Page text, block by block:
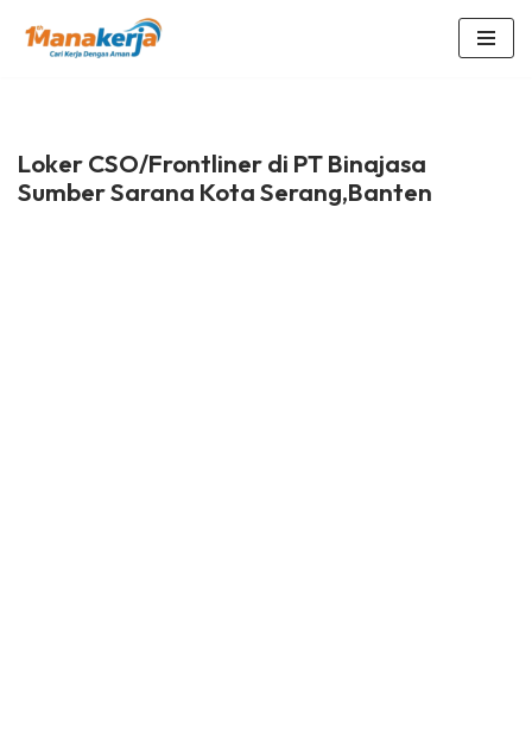
Loker CSO/Frontliner di PT Binajasa
Sumber Sarana Kota Serang,Banten